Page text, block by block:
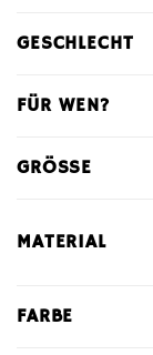
GESCHLECHT
FÜR WEN?
GRÖSSE
MATERIAL
FARBE